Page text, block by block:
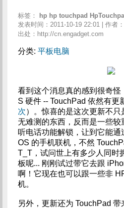
标签： hp hp touchpad
发表时间：2011-10-19 22:01 | 作者
出处：http://cn.engadget.com
分类: 平板电脑
看到这个消息真的感到很奇怪
S 硬件 -- TouchPad 依然有更
次）。惊喜的是这次更新不
无难测的东西，反而是一些
听电话功能解锁，让到它能
OS 的手机联机，不然
T_T，试问世上有多少人同时
板呢... 刚刚试过带它去跟
啊！它现在也可以跟一些非
机。
另外，更新还为 TouchPad